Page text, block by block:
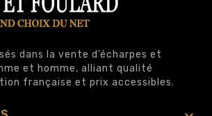
dans la vente d’écharpes et
et homme, alliant qualité
française et prix accessibles.